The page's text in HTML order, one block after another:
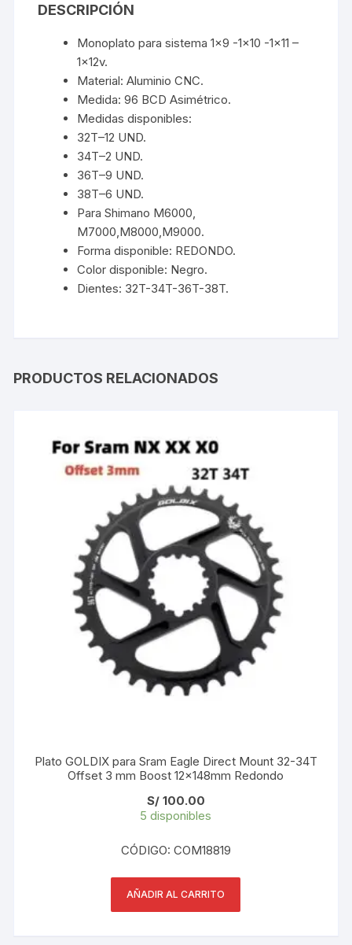
DESCRIPCIÓN
Monoplato para sistema 1×9 -1×10 -1×11 –
1x12v.
Material: Aluminio CNC.
Medida: 96 BCD Asimétrico.
Medidas disponibles:
32T–12 UND.
34T–2 UND.
36T–9 UND.
38T–6 UND.
Para Shimano M6000,
M7000,M8000,M9000.
Forma disponible: REDONDO.
Color disponible: Negro.
Dientes: 32T-34T-36T-38T.
PRODUCTOS RELACIONADOS
Plato GOLDIX para Sram Eagle Direct Mount 32-34T
Offset 3 mm Boost 12x148mm Redondo
S/100.00
5 disponibles
CÓDIGO: COM18819
AÑADIR AL CARRITO